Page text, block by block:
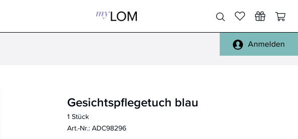
Sonne
Pinsel Lippen
Pinsel Sets
Haare
Anmelden
Gesichtspflegetuch blau
1 Stück
Art.-Nr.: ADC98296